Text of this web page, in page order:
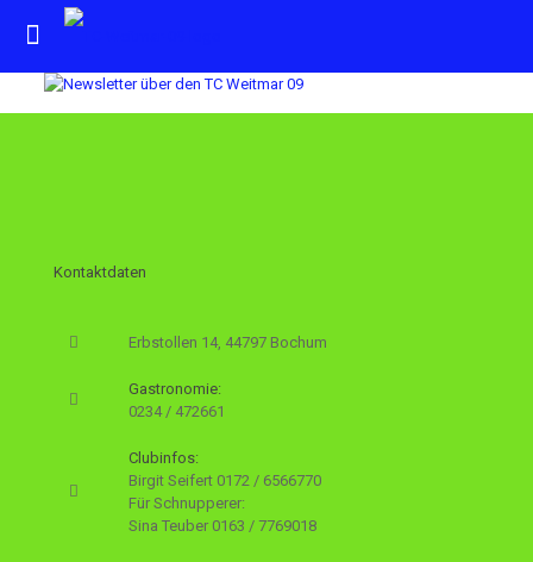
Kontaktdaten
Erbstollen 14, 44797 Bochum
Gastronomie:
0234 / 472661
Clubinfos:
Birgit Seifert 0172 / 6566770
Für Schnupperer:
Sina Teuber 0163 / 7769018